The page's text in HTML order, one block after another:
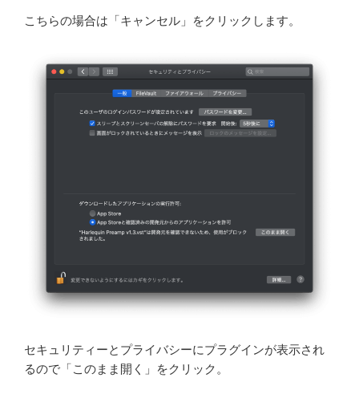
こちらの場合は「キャンセル」をクリックします。
セキュリティーとプライバシーにプラグインが表示され
るので「このまま開く」をクリック。